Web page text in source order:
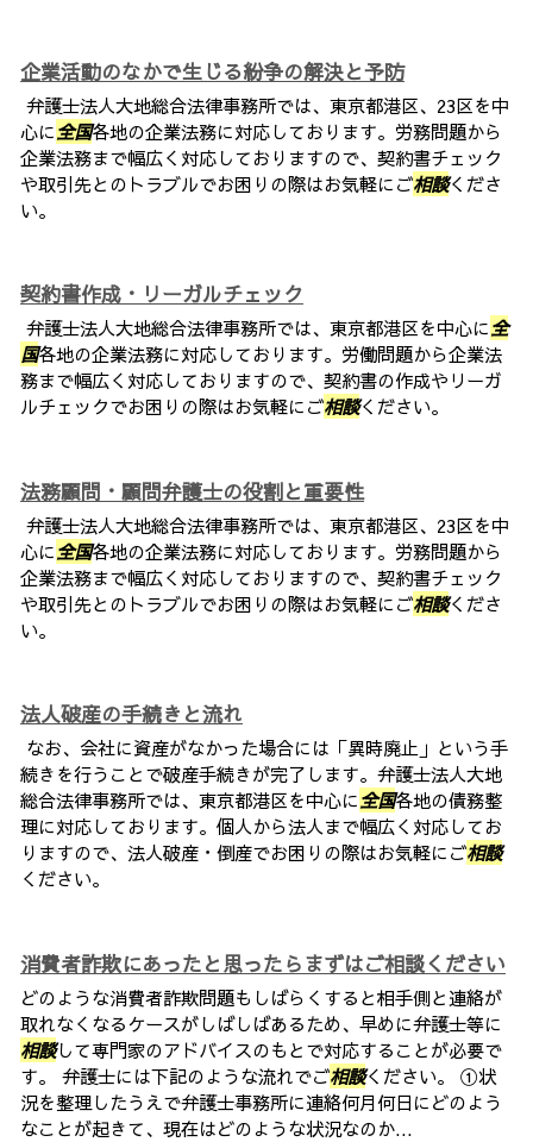
企業活動のなかで生じる紛争の解決と予防
弁護士法人大地総合法律事務所では、東京都港区、23区を中
心に全国各地の企業法務に対応しております。労務問題から
企業法務まで幅広く対応しておりますので、契約書チェック
や取引先とのトラブルでお困りの際はお気軽にご相談くださ
い。
契約書作成・リーガルチェック
弁護士法人大地総合法律事務所では、東京都港区を中心に全
国各地の企業法務に対応しております。労働問題から企業法
務まで幅広く対応しておりますので、契約書の作成やリーガ
ルチェックでお困りの際はお気軽にご相談ください。
法務顧問・顧問弁護士の役割と重要性
弁護士法人大地総合法律事務所では、東京都港区、23区を中
心に全国各地の企業法務に対応しております。労務問題から
企業法務まで幅広く対応しておりますので、契約書チェック
や取引先とのトラブルでお困りの際はお気軽にご相談くださ
い。
法人破産の手続きと流れ
なお、会社に資産がなかった場合には「異時廃止」という手
続きを行うことで破産手続きが完了します。弁護士法人大地
総合法律事務所では、東京都港区を中心に全国各地の債務整
理に対応しております。個人から法人まで幅広く対応してお
りますので、法人破産・倒産でお困りの際はお気軽にご相談
ください。
消費者詐欺にあったと思ったらまずはご相談ください
どのような消費者詐欺問題もしばらくすると相手側と連絡が
取れなくなるケースがしばしばあるため、早めに弁護士等に
相談して専門家のアドバイスのもとで対応することが必要で
す。 弁護士には下記のような流れでご相談ください。 ①状
況を整理したうえで弁護士事務所に連絡何月何日にどのよう
なことが起きて、現在はどのような状況なのか...